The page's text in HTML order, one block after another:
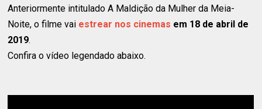
Anteriormente intitulado A Maldição da Mulher da Meia-
Noite, o filme vai estrear nos cinemas em 18 de abril de
2019.
Confira o vídeo legendado abaixo.